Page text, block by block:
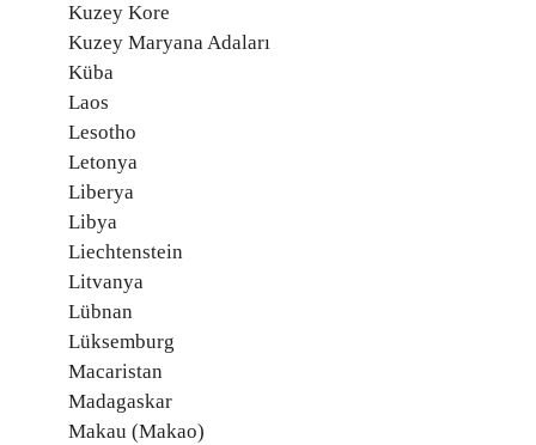
Kuzey Kore
Kuzey Maryana Adaları
Küba
Laos
Lesotho
Letonya
Liberya
Libya
Liechtenstein
Litvanya
Lübnan
Lüksemburg
Macaristan
Madagaskar
Makau (Makao)